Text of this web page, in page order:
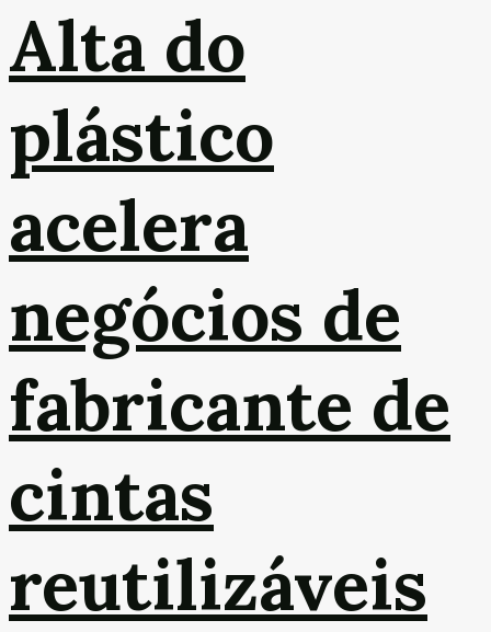
Alta do
plástico
acelera
negócios de
fabricante de
cintas
reutilizáveis